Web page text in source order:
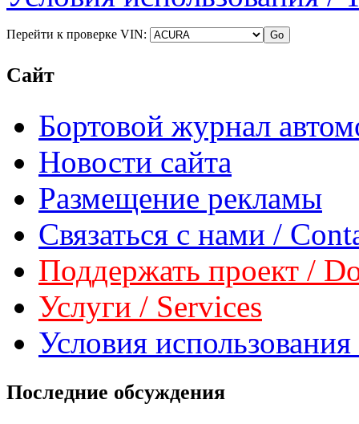
Перейти к проверке VIN:
Сайт
Бортовой журнал
Новости сайта
Размещение рекламы
Связаться с нами /
Поддержать проект /
Услуги / Services
Условия
Последние обсуждения